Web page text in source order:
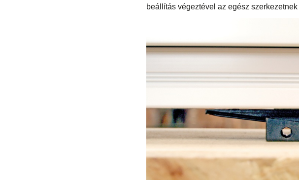
beállítás végeztével az egész